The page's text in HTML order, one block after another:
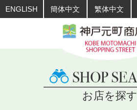
ENGLISH 簡体中文 繁体中文
お店を探す